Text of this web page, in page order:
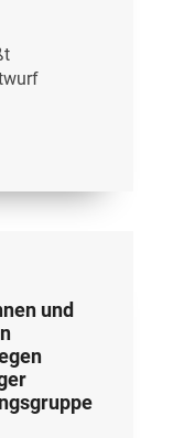
und